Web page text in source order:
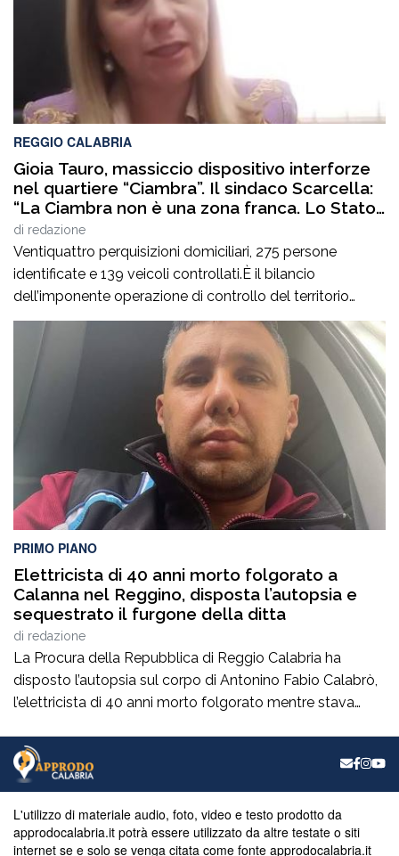
REGGIO CALABRIA
Gioia Tauro, massiccio dispositivo interforze
nel quartiere “Ciambra”. Il sindaco Scarcella:
“La Ciambra non è una zona franca. Lo Stato
c’è e si vede”
di redazione
Ventiquattro perquisizioni domiciliari, 275 persone
identificate e 139 veicoli controllati.È il bilancio
dell’imponente operazione di controllo del territorio
condotta il7 agosto nel quartiere Ciambra di Gioia Tauro,
nell’ambito di un servizio straordinario ad “Alto Impatto”
disposto per rafforzare la presenza delle istituzioni e
contrastare ogni forma di illegalità. Un’azione massiccia
e coordinata che ha visto […]
PRIMO PIANO
Elettricista di 40 anni morto folgorato a
Calanna nel Reggino, disposta l’autopsia e
sequestrato il furgone della ditta
di redazione
La Procura della Repubblica di Reggio Calabria ha
disposto l’autopsia sul corpo di Antonino Fabio Calabrò,
l’elettricista di 40 anni morto folgorato mentre stava
di Calanna. Le indagini, coordinate dalla Procura guidata
da Giuseppe Borrelli, sono affidate ai carabinieri, che
hanno proceduto anche al sequestro del furgone della
ditta privata per la quale lavorava […]
L'utilizzo di materiale audio, foto, video e testo prodotto da
approdocalabria.it potrà essere utilizzato da altre testate o siti
internet se e solo se venga citata come fonte approdocalabria.it